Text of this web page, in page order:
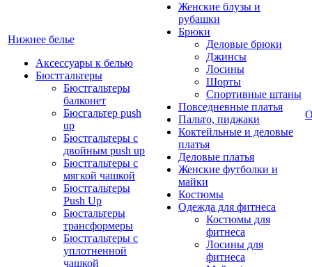
Нижнее белье
Аксессуары к белью
Бюстгальтеры
Бюстгальтеры
балконет
Бюсгальтер push
up
Бюстгальтеры с
двойным push up
Бюстгальтеры с
мягкой чашкой
Бюстгальтеры
Push Up
Бюстальтеры
трансформеры
Бюстгальтеры с
уплотненной
чашкой
Женские блузы и
рубашки
Брюки
Деловые брюки
Джинсы
Лосины
Шорты
Спортивные штаны
Повседневные платья
Пальто, пиджаки
Коктейльные и деловые
платья
Деловые платья
Женские футболки и
майки
Костюмы
Одежда для фитнеса
Костюмы для
фитнеса
Лосины для
фитнеса